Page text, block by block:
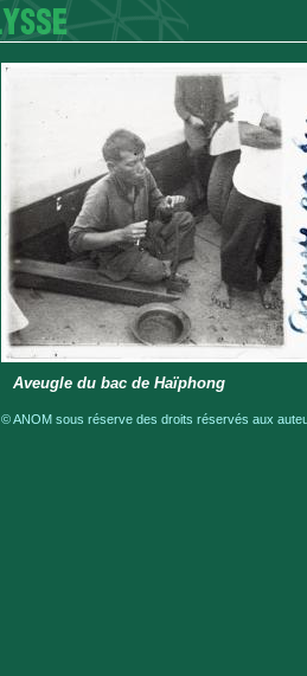
Aveugle du bac de Haïphong
© ANOM sous réserve des droits réservés aux